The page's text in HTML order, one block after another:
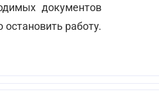
документов
работу.